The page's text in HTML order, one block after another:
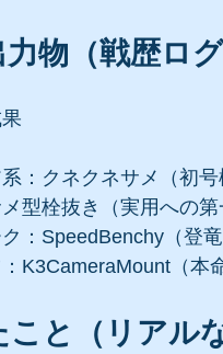
物（戦歴ログ
：クネクネサメ（初号
型栓抜き（実用への第
：SpeedBenchy（登竜
K3CameraMount（本
と（リアルな